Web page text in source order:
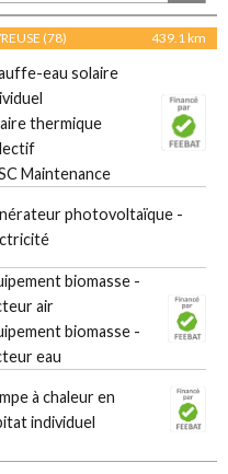
(78) 439.1 km
eau solaire
thermique
Maintenance
photovoltaïque -
biomasse -
air
biomasse -
eau
à chaleur en
individuel